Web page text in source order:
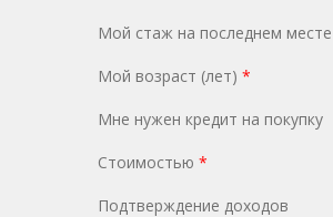
Мой стаж на последнем месте
Мой возраст (лет) *
Мне нужен кредит на покупку
Стоимостью *
Подтверждение доходов